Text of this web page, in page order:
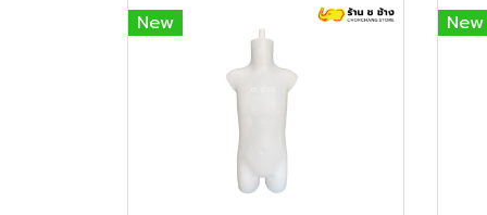
New
New